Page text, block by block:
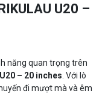
U20 –
năng quan trọng trên
– 20 inches . Với lò
đi mượt mà và êm